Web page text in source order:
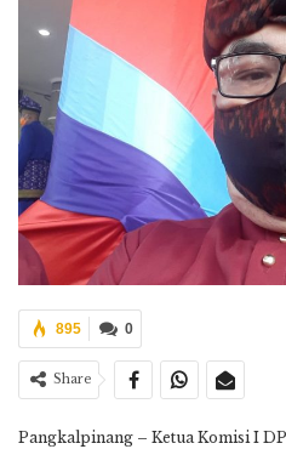
0
895
Share
Pangkalpinang – Ketua Komisi I